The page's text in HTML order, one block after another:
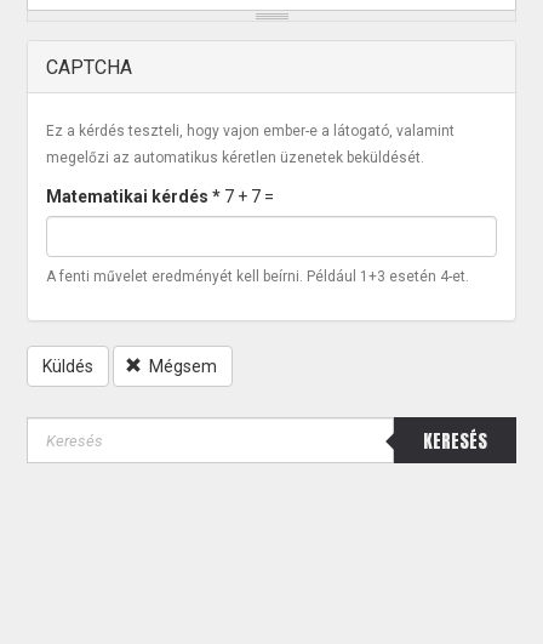
CAPTCHA
Ez a kérdés teszteli, hogy vajon ember-e a látogató, valamint
megelőzi az automatikus kéretlen üzenetek beküldését.
Matematikai kérdés* 7 + 7 =
A fenti művelet eredményét kell beírni. Például 1+3 esetén 4-et.
Küldés Mégsem
KERESÉS